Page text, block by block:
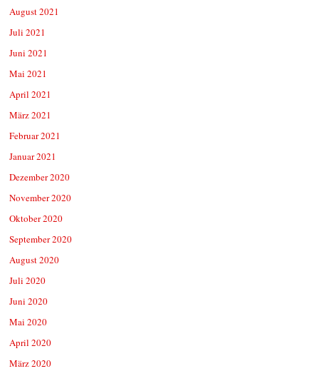
August 2021
Juli 2021
Juni 2021
Mai 2021
April 2021
März 2021
Februar 2021
Januar 2021
Dezember 2020
November 2020
Oktober 2020
September 2020
August 2020
Juli 2020
Juni 2020
Mai 2020
April 2020
März 2020